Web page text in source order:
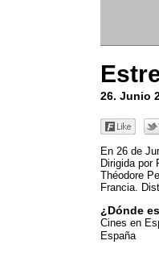
26. Junio
En 26 de
Dirigida por
Théodore
Francia.
¿Dónde
Cines en
España